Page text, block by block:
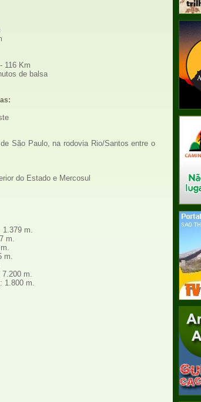
116 Km
de balsa
São Paulo, na rodovia Rio/Santos entre o
do Estado e Mercosul
1.379 m.
m.
m.
7.200 m.
1.800 m.